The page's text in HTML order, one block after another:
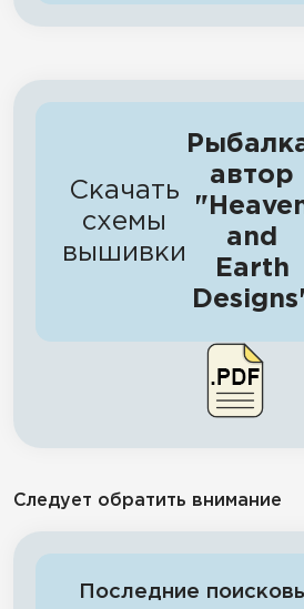
Скачать
схемы
вышивки
автор
and
Earth
Следует обратить внимание
Последние